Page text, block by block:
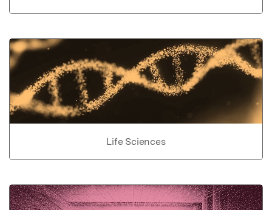
Life Sciences